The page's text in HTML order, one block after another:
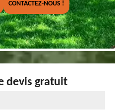
CONTACTEZ-NOUS !
devis gratuit